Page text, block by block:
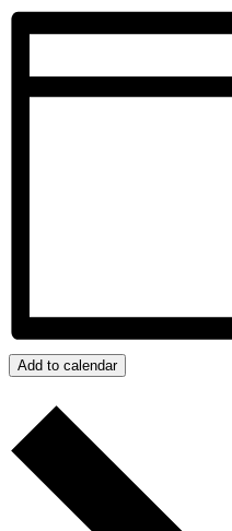
Add to calendar